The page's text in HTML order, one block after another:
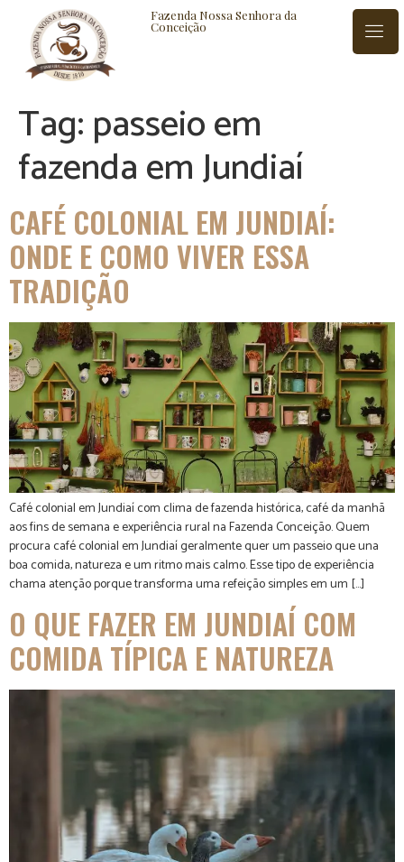
Fazenda Nossa Senhora da
Conceição
BLOG CONTATO
Tag:passeio em
fazenda em Jundiaí
CAFÉ COLONIAL EM JUNDIAÍ:
ONDE E COMO VIVER ESSA
TRADIÇÃO
Café colonial em Jundiaí com clima de fazenda histórica, café da manhã
aos fins de semana e experiência rural na Fazenda Conceição. Quem
procura café colonial em Jundiaí geralmente quer um passeio que una
boa comida, natureza e um ritmo mais calmo. Esse tipo de experiência
chama atenção porque transforma uma refeição simples em um […]
O QUE FAZER EM JUNDIAÍ COM
COMIDA TÍPICA E NATUREZA